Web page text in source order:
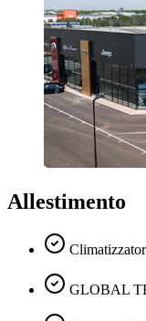
Allestimento
GLOBAL